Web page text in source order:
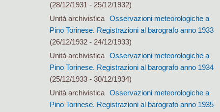
(28/12/1931 - 25/12/1932)
Unità archivistica Osservazioni meteorologiche a
Pino Torinese. Registrazioni al barografo anno 1933
(26/12/1932 - 24/12/1933)
Unità archivistica Osservazioni meteorologiche a
Pino Torinese. Registrazioni al barografo anno 1934
(25/12/1933 - 30/12/1934)
Unità archivistica Osservazioni meteorologiche a
Pino Torinese. Registrazioni al barografo anno 1935